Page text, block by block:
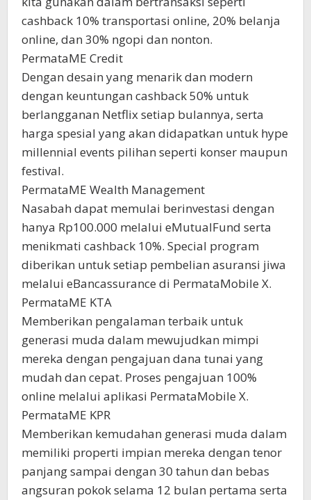
cashback 10% transportasi online, 20% belanja
online, dan 30% ngopi dan nonton.
PermataME Credit
Dengan desain yang menarik dan modern
dengan keuntungan cashback 50% untuk
berlangganan Netflix setiap bulannya, serta
harga spesial yang akan didapatkan untuk hype
millennial events pilihan seperti konser maupun
festival.
PermataME Wealth Management
Nasabah dapat memulai berinvestasi dengan
hanya Rp100.000 melalui eMutualFund serta
menikmati cashback 10%. Special program
diberikan untuk setiap pembelian asuransi jiwa
melalui eBancassurance di PermataMobile X.
PermataME KTA
Memberikan pengalaman terbaik untuk
generasi muda dalam mewujudkan mimpi
mereka dengan pengajuan dana tunai yang
mudah dan cepat. Proses pengajuan 100%
online melalui aplikasi PermataMobile X.
PermataME KPR
Memberikan kemudahan generasi muda dalam
memiliki properti impian mereka dengan tenor
panjang sampai dengan 30 tahun dan bebas
angsuran pokok selama 12 bulan pertama serta